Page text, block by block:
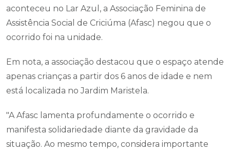
aconteceu no Lar Azul, a Associação Feminina de
Assistência Social de Criciúma (Afasc) negou que o
ocorrido foi na unidade.
Em nota, a associação destacou que o espaço atende
apenas crianças a partir dos 6 anos de idade e nem
está localizada no Jardim Maristela.
"A Afasc lamenta profundamente o ocorrido e
manifesta solidariedade diante da gravidade da
situação. Ao mesmo tempo, considera importante